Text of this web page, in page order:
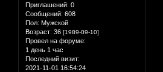
Приглашений: 0
Сообщений: 608
Пол: Мужской
Возраст: 36 [1989-09-10]
Провел на форуме:
1 день 1 час
Последний визит:
2021-11-01 16:54:24